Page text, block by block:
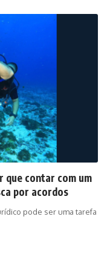
que contar com um
por acordos
pode ser uma tarefa